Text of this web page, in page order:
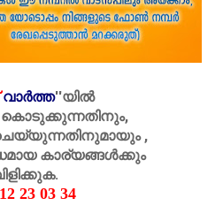
വാർത്ത''യിൽ
,
കാര്യങ്ങൾക്കും
23 03 34